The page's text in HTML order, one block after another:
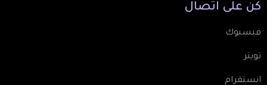
كُن على اتصال
فيسبوك
تويتر
انستقرام